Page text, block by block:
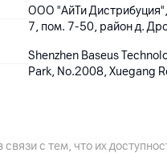
ООО "АйТи
7, пом. 7-50, район д.
Shenzhen Baseus
Park, No.2008, Xuegang
с тем, что их